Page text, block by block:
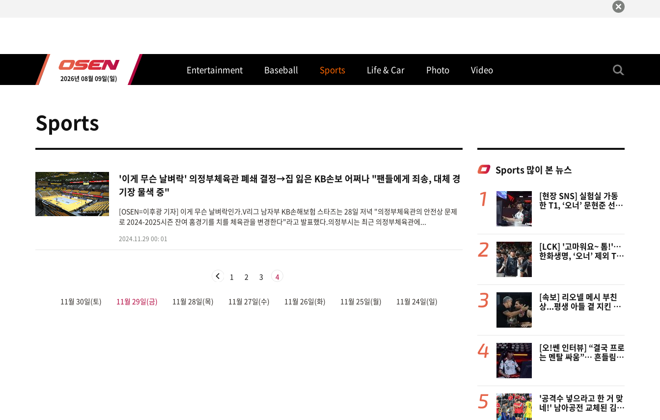
2026년 08월 09일(일)
Entertainment Baseball Sports Life & Car Photo Video
Sports
'이게 무슨 날벼락' 의정부체육관 폐쇄 결정→집 잃은 KB손보 어쩌나 "팬들에게 죄송, 대체 경
기장 물색 중"
[OSEN=이후광 기자] 이게 무슨 날벼락인가.V리그 남자부 KB손해보험 스타즈는 28일 저녁 "의정부체육관의 안전상 문제
로 2024-2025시즌 잔여 홈경기를 치를 체육관을 변경한다"라고 발표했다.의정부시는 최근 의정부체육관에...
2024.11.29 00: 01
1 2 3 4
11월 30일(토) 11월 29일(금) 11월 28일(목) 11월 27일(수) 11월 26일(화) 11월 25일(월) 11월 24일(일)
Sports 많이 본 뉴스
[현장 SNS] 실험실 가동
한 T1, ‘오너’ 문현준 선발
[LCK] '고마워요~ 톰!'…
한화생명, ‘오너’ 제외 T1
[속보] 리오넬 메시 부친
상...평생 아들 곁 지킨 호
[오!쎈 인터뷰] “결국 프로
는 멘탈 싸움”… 흔들림
'공격수 넣으라고 한 거 맞
네!' 남아공전 교체된 김민